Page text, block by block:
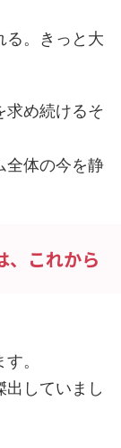
る。きっと大
求め続けるそ
全体の今を静
、これから
。
していまし